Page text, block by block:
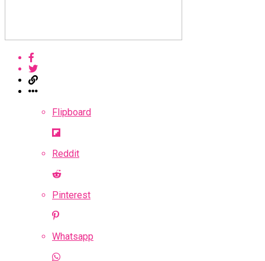
Flipboard
Reddit
Pinterest
Whatsapp